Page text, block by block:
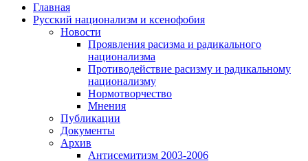
Главная
Русский национализм и ксенофобия
Новости
Проявления расизма и радикального
национализма
Противодействие расизму и радикальному
национализму
Нормотворчество
Мнения
Публикации
Документы
Архив
Антисемитизм 2003-2006